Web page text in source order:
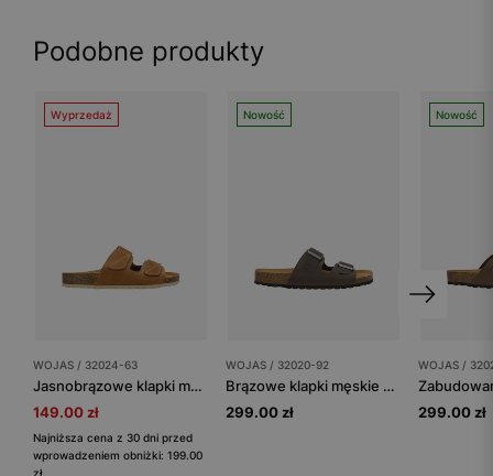
Podobne produkty
Wyprzedaż
WOJAS / 32024-63
Jasnobrązowe klapki męskie na korku zapinane na rzepy
149.00 zł
Najniższa cena z 30 dni przed
wprowadzeniem obniżki: 199.00
zł
Nowość
WOJAS / 32020-92
Brązowe klapki męskie na korku ze skóry crazy horse
299.00 zł
Nowość
WOJAS /
299.00 zł